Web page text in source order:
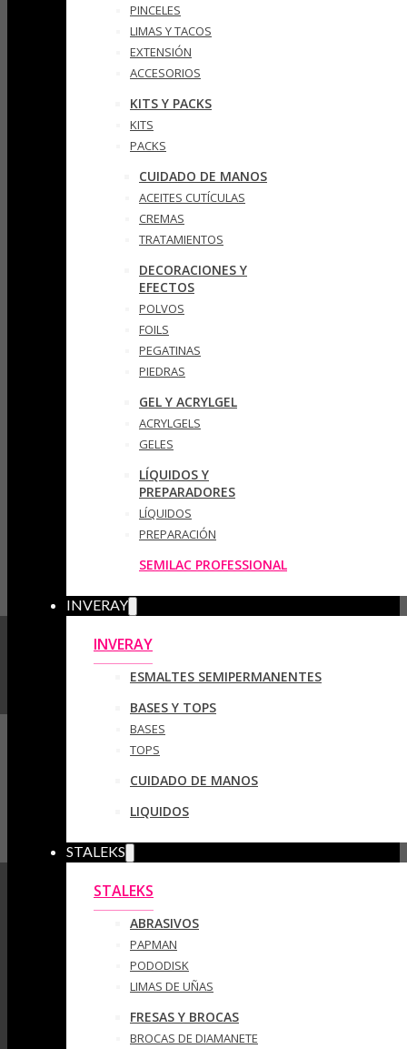
PINCELES
LIMAS Y TACOS
EXTENSIÓN
ACCESORIOS
KITS Y PACKS
KITS
PACKS
CUIDADO DE MANOS
ACEITES CUTÍCULAS
CREMAS
TRATAMIENTOS
DECORACIONES Y
EFECTOS
POLVOS
FOILS
PEGATINAS
PIEDRAS
GEL Y ACRYLGEL
ACRYLGELS
GELES
LÍQUIDOS Y
PREPARADORES
LÍQUIDOS
PREPARACIÓN
SEMILAC PROFESSIONAL
INVERAY
INVERAY
ESMALTES SEMIPERMANENTES
BASES Y TOPS
BASES
TOPS
CUIDADO DE MANOS
LIQUIDOS
STALEKS
STALEKS
ABRASIVOS
PAPMAN
PODODISK
LIMAS DE UÑAS
FRESAS Y BROCAS
BROCAS DE DIAMANETE